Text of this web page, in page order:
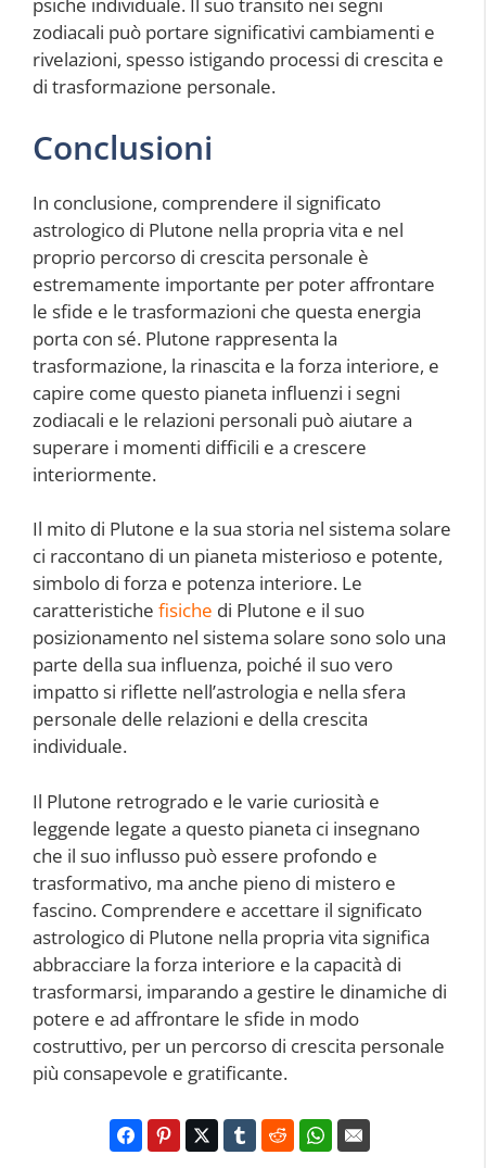
zodiacali può portare significativi cambiamenti e
rivelazioni, spesso istigando processi di crescita e
di trasformazione personale.
Conclusioni
In conclusione, comprendere il significato
astrologico di Plutone nella propria vita e nel
proprio percorso di crescita personale è
estremamente importante per poter affrontare
le sfide e le trasformazioni che questa energia
porta con sé. Plutone rappresenta la
trasformazione, la rinascita e la forza interiore, e
capire come questo pianeta influenzi i segni
zodiacali e le relazioni personali può aiutare a
superare i momenti difficili e a crescere
interiormente.
Il mito di Plutone e la sua storia nel sistema solare
ci raccontano di un pianeta misterioso e potente,
simbolo di forza e potenza interiore. Le
caratteristiche fisiche di Plutone e il suo
posizionamento nel sistema solare sono solo una
parte della sua influenza, poiché il suo vero
impatto si riflette nell’astrologia e nella sfera
personale delle relazioni e della crescita
individuale.
Il Plutone retrogrado e le varie curiosità e
leggende legate a questo pianeta ci insegnano
che il suo influsso può essere profondo e
trasformativo, ma anche pieno di mistero e
fascino. Comprendere e accettare il significato
astrologico di Plutone nella propria vita significa
abbracciare la forza interiore e la capacità di
trasformarsi, imparando a gestire le dinamiche di
potere e ad affrontare le sfide in modo
costruttivo, per un percorso di crescita personale
più consapevole e gratificante.